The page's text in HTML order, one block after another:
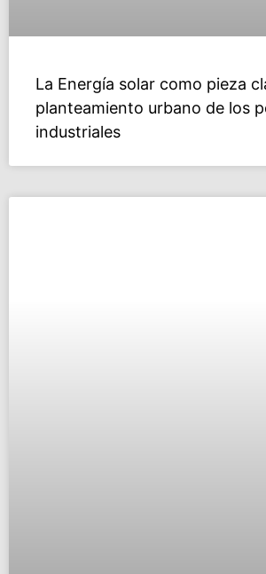
La Energía solar como pieza
planteamiento urbano de los
industriales